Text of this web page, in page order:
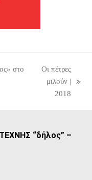
στο
next
Οι πέτρες
μιλούν |
2018
“δήλος” –